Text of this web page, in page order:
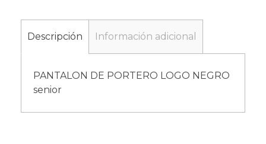
Descripción Información adicional
PANTALON DE PORTERO LOGO NEGRO
senior